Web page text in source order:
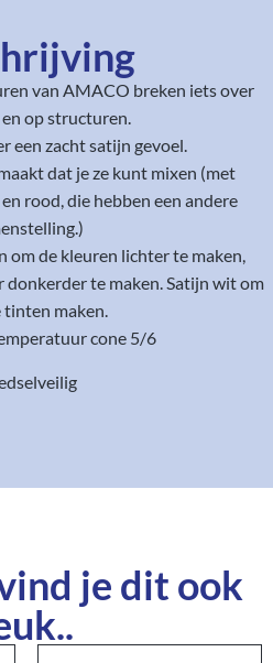
van AMACO breken iets over
op structuren.
een zacht satijn gevoel.
dat je ze kunt mixen (met
rood, die hebben een andere
de kleuren lichter te maken,
donkerder te maken. Satijn wit om
tinten maken.
cone 5/6
je dit ook